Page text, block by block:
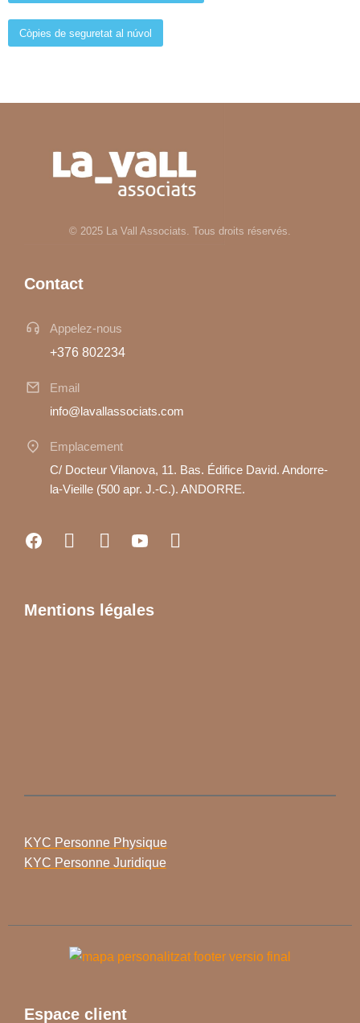
Còpies de seguretat al núvol
© 2025 La Vall Associats. Tous droits réservés.
Contact
Appelez-nous
+376 802234
Email
info@lavallassociats.com
Emplacement
C/ Docteur Vilanova, 11. Bas. Édifice David. Andorre-
la-Vieille (500 apr. J.-C.). ANDORRE.
Mentions légales
KYC Personne Physique
KYC Personne Juridique
Espace client